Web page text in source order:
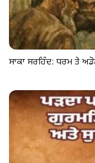
ਸਾਕਾ ਸਰਹਿੰਦ: ਧਰਮ ਤੇ